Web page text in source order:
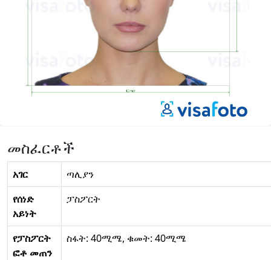
መስፈርቶች
አገር
ጣሊያን
የሰነድ
አይነት
ፓስፖርት
የፓስፖርት
ፎቶ መጠን
ስፋት: 40ሚሜ, ቁመት: 40ሚሜ